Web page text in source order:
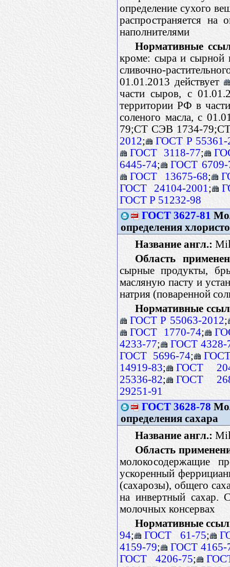
определение сухого
распространяется на
наполнителями
Нормативные
кроме: сыра и сырной
сливочно-
01.01.2013 действует
части сыров, с
территории РФ в
соленого масла, с
79;CT CЭB 1734-
2012;
ГОСТ Р 55361-
ГОСТ 3118-77;
6445-74;
ГОСТ 6709-
ГОСТ 13675-68;
ГОСТ 24104-2001 ;
ГОСТ Р 51232-98
ГОСТ 3627-81
определения
Название англ.:
Область
сырные продукты,
масляную пасту и
натрия (поваренной
Нормативные
ГОСТ Р 55063-2012;
ГОСТ 1770-74;
4233-77;
ГОСТ 4328-
ГОСТ 5696-74;
14919-83;
ГОСТ
25336-82;
ГОСТ
29251-91
ГОСТ 3628-78
определения сахара
Название англ.:
Область
молокосодержащие
ускоренный
(сахарозы), общего
на инвертный сахар.
молочных консервах
Нормативные
94; ГОСТ 61-75;
4159-79;
ГОСТ 4165-
ГОСТ 4206-75;